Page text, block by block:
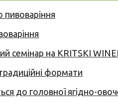
пивоваріння
семінар на KRITSKI
формати
до головної ягідно-